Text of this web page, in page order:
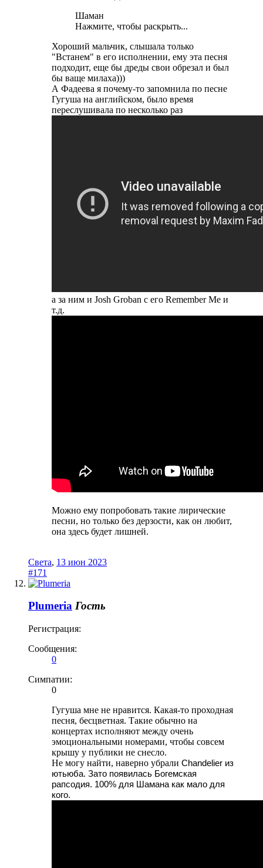
Шаман
Нажмите, чтобы раскрыть...
Хороший мальчик, слышала только
"Встанем" в его исполнении, ему эта песня
подходит, еще бы дреды свои обрезал и был
бы ваще милаха)))
А Фадеева я почему-то запомнила по песне
Гугуша на английском, было время
переслушивала по несколько раз
а за ним и Josh Groban с его Remember Me и
т.д.
Можно ему попробовать такие лирические
песни, но только без дерзости, как он любит,
она здесь будет лишней.
Света, 13 июн 2023
#171
Plumeria Гость
Регистрация:
Сообщения:
0
Симпатии:
0
Гугуша мне не нравится. Какая-то проходная
песня, бесцветная. Такие обычно на
концертах исполняют между очень
эмоциональными номерами, чтобы совсем
крышу у публики не снесло.
Не могу найти, наверно убрали Chandelier из
ютьюба. Зато появилась Богемская
рапсодия. 100% для Шамана как мало для
кого.